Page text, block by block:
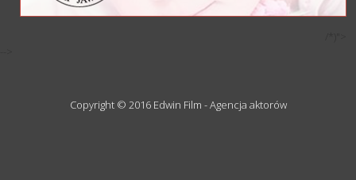
Copyright © 2016 Edwin Film - Agencja aktorów